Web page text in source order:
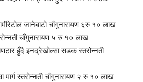
जानेबाटो चाँगुनारायण ६रु १० लाख
चाँगुनारायण ५ रु १० लाख
हुँदै इनद्रेखोल्सा सडक स्तरोन्नती
मार्ग स्तरोन्नती चाँगुनारायण २ रु १० लाख